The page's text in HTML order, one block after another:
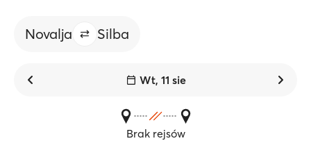
Novalja Silba
Wt, 11 sie
Brak rejsów